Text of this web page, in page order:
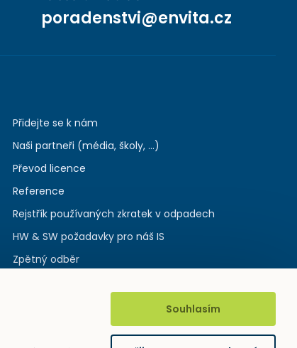
poradenstvi@envita.cz
Přidejte se k nám
Naši partneři (média, školy, ...)
Převod licence
Reference
Rejstřík používaných zkratek v odpadech
HW & SW požadavky pro náš IS
Zpětný odběr
Souhlasím